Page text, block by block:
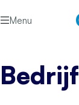
Menu
Bedrijf